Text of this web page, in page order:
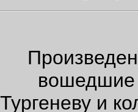
вошедшие
Тургеневу и